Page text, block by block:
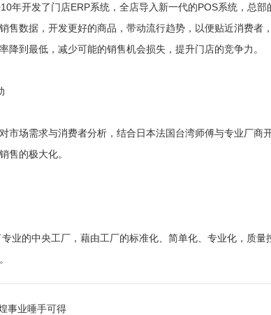
年开发了门店ERP系统，全店导入新一代的POS系统，总
售数据，开发更好的商品，带动流行趋势，以便贴近消费者
降到最低，减少可能的销售机会损失，提升门店的竞争力。
市场需求与消费者分析，结合日本法国台湾师傅与专业厂商
售的极大化。
业的中央工厂，藉由工厂的标准化、简单化、专业化，质
事业唾手可得